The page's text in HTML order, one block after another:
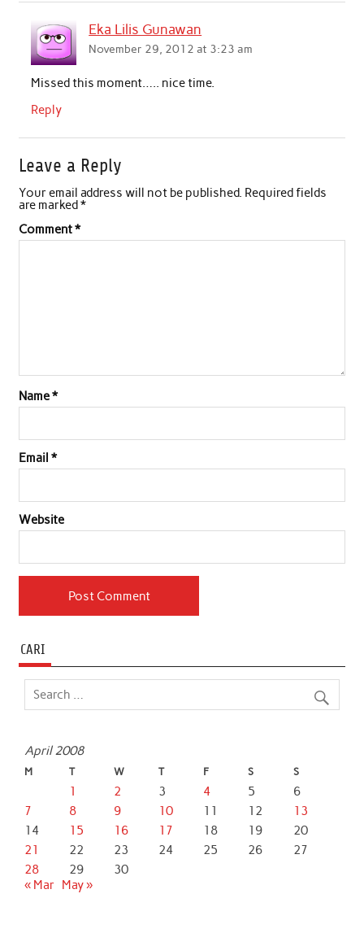
Eka Lilis Gunawan
November 29, 2012 at 3:23 am
Missed this moment….. nice time.
Reply
Leave a Reply
Your email address will not be published. Required fields
are marked*
Comment*
Name*
Email *
Website
CARI
April 2008
M T W T F S S
1 2 3 4 5
6
7
8 9 10 11 12
13
14
15 16 17 18 19
20
21
22 23 24 25 26
27
28
29
30
« Mar May »